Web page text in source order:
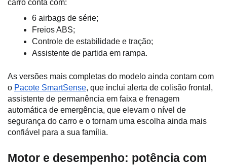
carro conta com:
6 airbags de série;
Freios ABS;
Controle de estabilidade e tração;
Assistente de partida em rampa.
As versões mais completas do modelo ainda contam com
o Pacote SmartSense, que inclui alerta de colisão frontal,
assistente de permanência em faixa e frenagem
automática de emergência, que elevam o nível de
segurança do carro e o tornam uma escolha ainda mais
confiável para a sua família.
Motor e desempenho: potência com